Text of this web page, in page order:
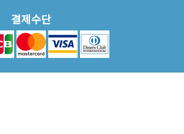
결제수단